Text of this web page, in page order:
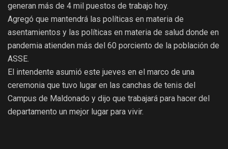
generan más de 4 mil puestos de trabajo hoy.
Agregó que mantendrá las políticas en materia de
asentamientos y las políticas en materia de salud donde en
pandemia atienden más del 60 porciento de la población de
ASSE.
El intendente asumió este jueves en el marco de una
ceremonia que tuvo lugar en las canchas de tenis del
Campus de Maldonado y dijo que trabajará para hacer del
departamento un mejor lugar para vivir.